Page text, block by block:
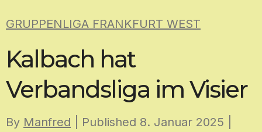
toGRUPPENLIGA FRANKFURT WEST
Kalbach hat
Verbandsliga im Visier
By Manfred | Published 8. Januar 2025